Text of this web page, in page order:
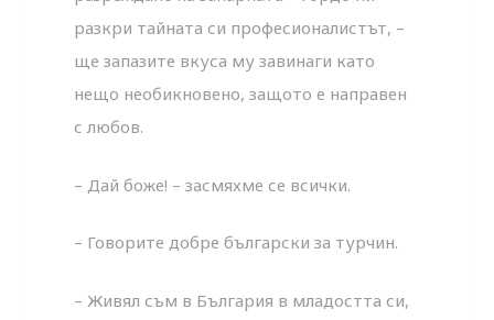
разкри тайната си професионалистът, –
ще запазите вкуса му завинаги като
нещо необикновено, защото е направен
с любов.
– Дай боже! – засмяхме се всички.
– Говорите добре български за турчин.
– Живял съм в България в младостта си,